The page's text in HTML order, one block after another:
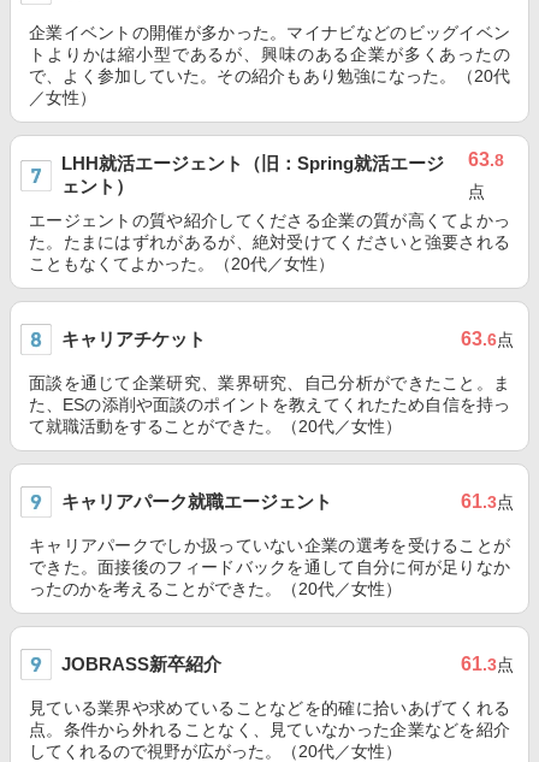
企業イベントの開催が多かった。マイナビなどのビッグイベン
トよりかは縮小型であるが、興味のある企業が多くあったの
で、よく参加していた。その紹介もあり勉強になった。（20代
／女性）
LHH就活エージェント（旧：Spring就活エージ
ェント）
63.8
点
エージェントの質や紹介してくださる企業の質が高くてよかっ
た。たまにはずれがあるが、絶対受けてくださいと強要される
こともなくてよかった。（20代／女性）
キャリアチケット 63.6点
面談を通じて企業研究、業界研究、自己分析ができたこと。ま
た、ESの添削や面談のポイントを教えてくれたため自信を持っ
て就職活動をすることができた。（20代／女性）
キャリアパーク就職エージェント 61.3点
キャリアパークでしか扱っていない企業の選考を受けることが
できた。面接後のフィードバックを通して自分に何が足りなか
ったのかを考えることができた。（20代／女性）
JOBRASS新卒紹介 61.3点
見ている業界や求めていることなどを的確に拾いあげてくれる
点。条件から外れることなく、見ていなかった企業などを紹介
してくれるので視野が広がった。（20代／女性）